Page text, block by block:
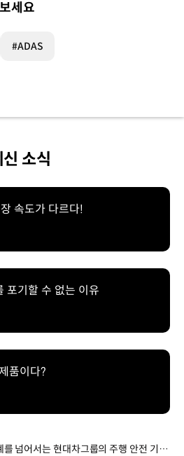
세요
#ADAS
소식
속도가 다르다!
포기할 수 없는 이유
품이다?
를 넘어서는 현대차그룹의 주행 안전 기술,